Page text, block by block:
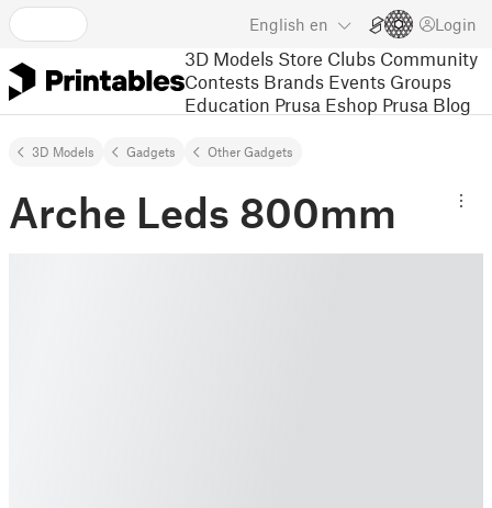
English en Login
3D Models Store Clubs Community
Contests Brands Events Groups
Education Prusa Eshop Prusa Blog
3D Models Gadgets Other Gadgets
Arche Leds 800mm